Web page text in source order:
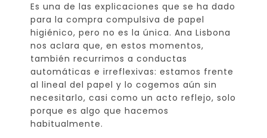
Es una de las explicaciones que se ha dado
para la compra compulsiva de papel
higiénico, pero no es la única. Ana Lisbona
nos aclara que, en estos momentos,
también recurrimos a conductas
automáticas e irreflexivas: estamos frente
al lineal del papel y lo cogemos aún sin
necesitarlo, casi como un acto reflejo, solo
porque es algo que hacemos
habitualmente.